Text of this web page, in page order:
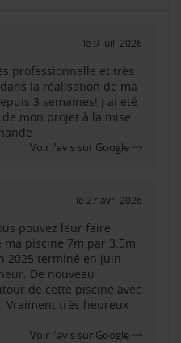
le 9 juil. 2026
professionnelle et très
la réalisation de ma
3 semaines! J ai été
mon projet à la mise
Voir l'avis sur Google
le 27 avr. 2026
pouvez leur faire
piscine 7m par 3.5m
2025 terminé en juin
De nouveau
de cette piscine avec
Vraiment très heureux
Voir l'avis sur Google